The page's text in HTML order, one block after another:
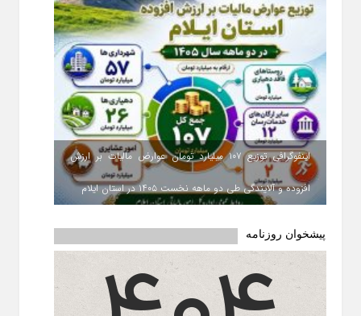
اینفوگرافی توزیع ۱۰۷ میلیارد تومان عوارض مالیات بر ارزش
افزوده و آلایندگی طی دو ماهه نخست ۱۴۰۵ در استان ایلام
پیشخوان روزنامه